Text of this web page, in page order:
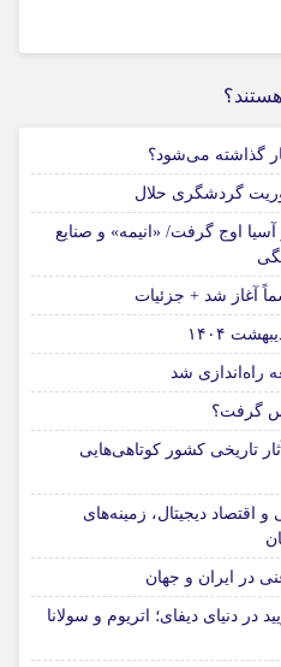
گذاشته می‌شود؟
گردشگری حلال
اوج گرفت/ «انیمه» و صنایع
شد + جزئیات
راه‌اندازی شد
گرفت؟
تاریخی کشور کوتاهی‌هایی
اقتصاد دیجیتال، زمینه‌های
در ایران و جهان
در دنیای دیفای؛ اتریوم و سولانا